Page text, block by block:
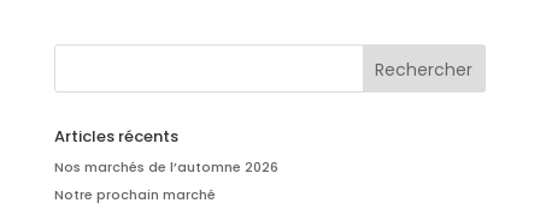
Articles récents
Nos marchés de l’automne 2026
Notre prochain marché